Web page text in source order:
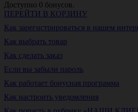
Доступно 0 бонусов.
ПЕРЕЙТИ В КОРЗИНУ
Как зарегистрироваться в нашем
Как выбрать товар
Как сделать заказ
Если вы забыли пароль
Как работает бонусная программа
Как настроить уведомления